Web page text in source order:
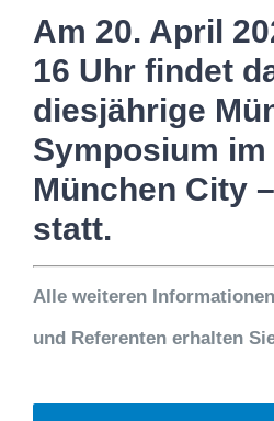
Am 20. April
16 Uhr findet
diesjährige
Symposium im
München City
statt.
Alle weiteren
und Referenten erhalten